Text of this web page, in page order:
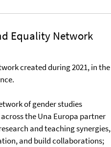
Equality Network
created during 2021, in the
of gender studies
the Una Europa partner
and teaching synergies,
and build collaborations;